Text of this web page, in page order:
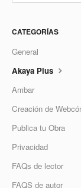
CATEGORÍAS
General
Akaya Plus
Ambar
Creación de
Publica tu Obra
Privacidad
FAQs de lector
FAQS de autor